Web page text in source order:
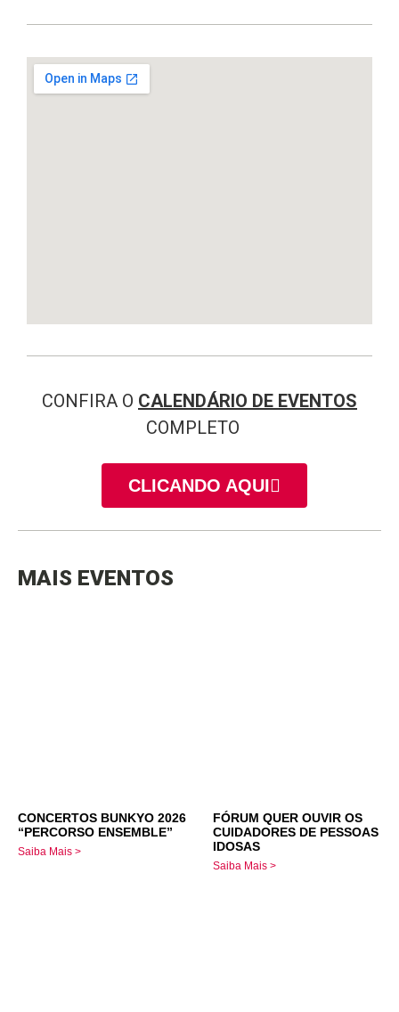
CONFIRA O CALENDÁRIO DE EVENTOS
COMPLETO
CLICANDO AQUI
MAIS EVENTOS
CONCERTOS BUNKYO 2026
“PERCORSO ENSEMBLE”
Saiba Mais >
FÓRUM QUER OUVIR OS
CUIDADORES DE PESSOAS
IDOSAS
Saiba Mais >